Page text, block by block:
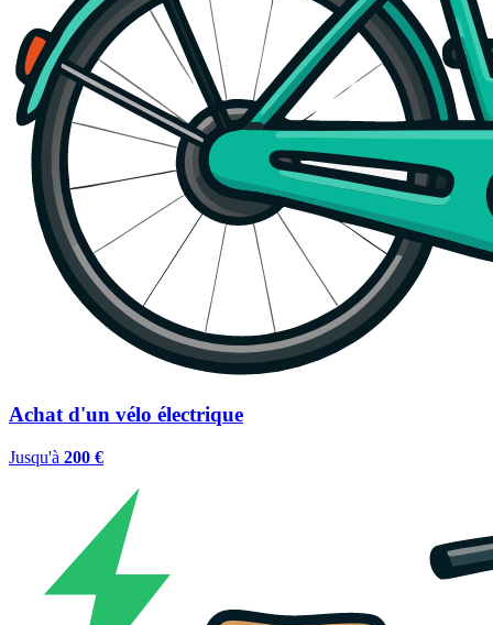
Achat d'un vélo électrique
Jusqu'à 200 €